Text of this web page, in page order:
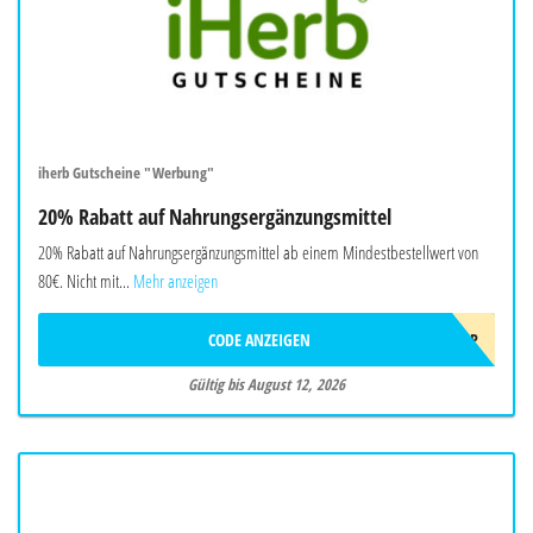
iherb Gutscheine "Werbung"
20% Rabatt auf Nahrungsergänzungsmittel
20% Rabatt auf Nahrungsergänzungsmittel ab einem Mindestbestellwert von
80€. Nicht mit... Mehr anzeigen
AUG26EUSUPP
CODE ANZEIGEN
Gültig bis August 12, 2026